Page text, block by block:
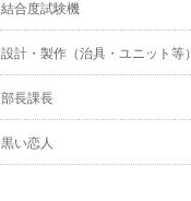
結合度試験機
設計・製作（治具・ユニット等）
部長課長
黒い恋人